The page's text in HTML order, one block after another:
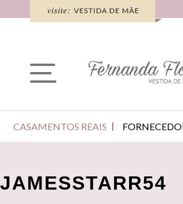
CASAMENTOS REAIS
JAMESSTARR54